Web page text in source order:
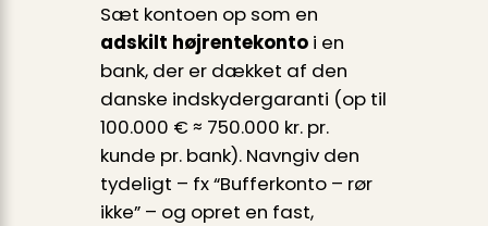
Sæt kontoen op som en
adskilt højrentekontoi en
bank, der er dækket af den
danske indskydergaranti (op til
100.000 € ≈ 750.000 kr. pr.
kunde pr. bank). Navngiv den
tydeligt – fx “Bufferkonto – rør
ikke” – og opret en fast,